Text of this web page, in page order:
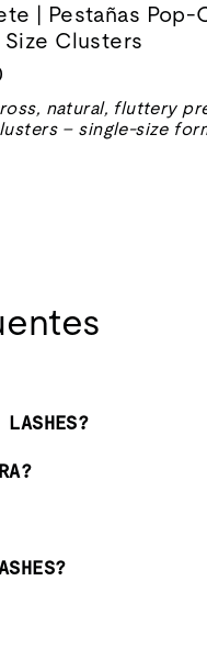
| Pestañas Pop-
Size Clusters
natural, fluttery
– single-size